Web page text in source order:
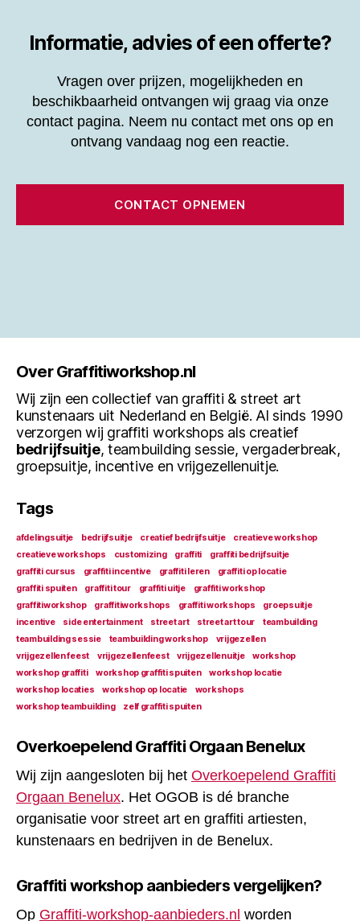
Informatie, advies of een offerte?
Vragen over prijzen, mogelijkheden en
beschikbaarheid ontvangen wij graag via onze
contact pagina. Neem nu contact met ons op en
ontvang vandaag nog een reactie.
CONTACT OPNEMEN
Over Graffitiworkshop.nl
Wij zijn een collectief van graffiti & street art
kunstenaars uit Nederland en België. Al sinds 1990
verzorgen wij graffiti workshops als creatief
bedrijfsuitje, teambuilding sessie, vergaderbreak,
groepsuitje, incentive en vrijgezellenuitje.
Tags
afdelingsuitje bedrijfsuitje creatief bedrijfsuitje
creatieve workshop
creatieve workshops
customizing graffiti
graffiti bedrijfsuitje
graffiti cursus
graffiti incentive graffiti leren
graffiti op locatie
graffiti spuiten
graffiti tour graffiti uitje
graffiti workshop
graffitiworkshop
graffitiworkshops graffiti workshops
groepsuitje
incentive
side entertainment street art street art tour
teambuilding
teambuilding sessie
teambuilding workshop
vrijgezellen
vrijgezellen feest
vrijgezellenfeest vrijgezellenuitje
workshop
workshop graffiti
workshop graffiti spuiten
workshop locatie
workshop locaties
workshop op locatie
workshops
workshop teambuilding
zelf graffiti spuiten
Overkoepelend Graffiti Orgaan Benelux
Wij zijn aangesloten bij het Overkoepelend Graffiti
Orgaan Benelux. Het OGOB is dé branche
organisatie voor street art en graffiti artiesten,
kunstenaars en bedrijven in de Benelux.
Graffiti workshop aanbieders vergelijken?
Op Graffiti-workshop-aanbieders.nl worden